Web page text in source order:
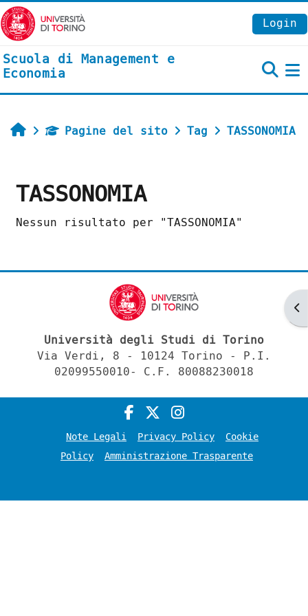
Vai al contenuto principale
Login
Scuola di Management e
Economia
HomePagine del sito Tag TASSONOMIA
TASSONOMIA
Nessun risultato per "TASSONOMIA"
Università degli Studi di Torino
Via Verdi, 8 - 10124 Torino - P.I.
02099550010- C.F. 80088230018
Note Legali Privacy Policy
Cookie
Policy
Amministrazione Trasparente